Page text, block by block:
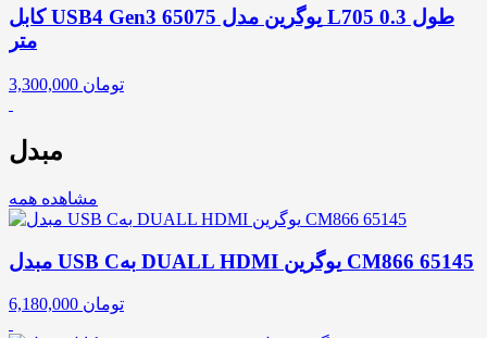
کابل USB4 Gen3 یوگرین مدل 65075 L705 طول 0.3
متر
3,300,000 تومان
مبدل
مشاهده همه
مبدل USB Cبه DUALL HDMI یوگرین CM866 65145
6,180,000 تومان